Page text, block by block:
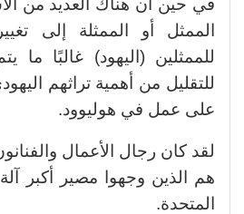
في حين أن هناك العديد من
الممثل أو الممثلة إلى
للممثلين (اليهود) غالبًا ما
للتقليل من أهمية تراثهم
على عمل في هوليوود.
لقد كان رجال الأعمال
هم الذين وجهوا مصير أكبر
المتحدة.